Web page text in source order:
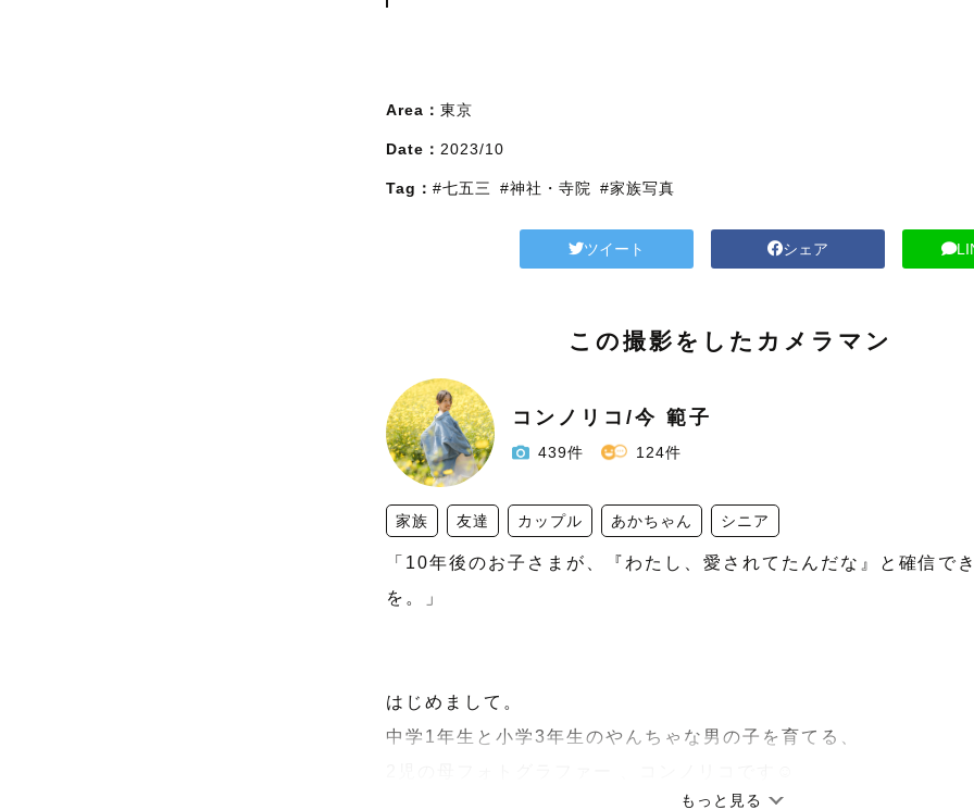
Area： 東京
Date： 2023/10
Tag： #七五三 #神社・寺院 #家族写真
ツイート シェア
この撮影をしたカメラマン
コンノリコ/今 範子
439件 124件
家族 友達 カップル あかちゃん シニア
「10年後のお子さまが、『わたし、愛されてたんだな』と確信で
を。」
はじめまして。
中学1年生と小学3年生のやんちゃな男の子を育てる、
もっと見る